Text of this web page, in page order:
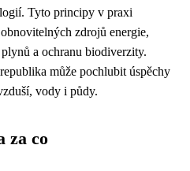
Tyto principy v praxi
zdrojů energie,
a ochranu biodiverzity.
může pochlubit úspěchy
vody i půdy.
za co